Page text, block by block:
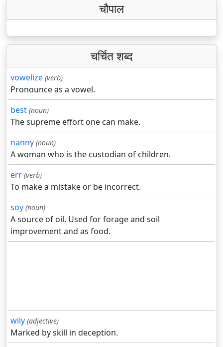
चौपाल
चर्चित शब्द
vowelize (verb)
Pronounce as a vowel.
best (noun)
The supreme effort one can make.
nanny (noun)
A woman who is the custodian of children.
err (verb)
To make a mistake or be incorrect.
soy (noun)
A source of oil. Used for forage and soil
improvement and as food.
wily (adjective)
Marked by skill in deception.